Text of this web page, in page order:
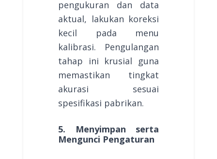
pengukuran dan data
aktual, lakukan koreksi
kecil pada menu
kalibrasi. Pengulangan
tahap ini krusial guna
memastikan tingkat
akurasi sesuai
spesifikasi pabrikan.
5. Menyimpan serta
Mengunci Pengaturan